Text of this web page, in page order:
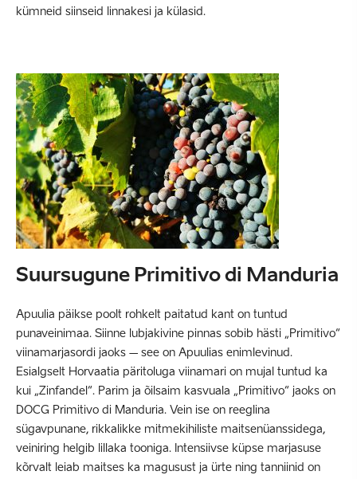
kümneid siinseid linnakesi ja külasid.
Suursugune Primitivo di Manduria
Apuulia päikse poolt rohkelt paitatud kant on tuntud
punaveinimaa. Siinne lubjakivine pinnas sobib hästi „Primitivo“
viinamarjasordi jaoks – see on Apuulias enimlevinud.
Esialgselt Horvaatia päritoluga viinamari on mujal tuntud ka
kui „Zinfandel“. Parim ja õilsaim kasvuala „Primitivo“ jaoks on
DOCG Primitivo di Manduria. Vein ise on reeglina
sügavpunane, rikkalikke mitmekihiliste maitsenüanssidega,
veiniring helgib lillaka tooniga. Intensiivse küpse marjasuse
kõrvalt leiab maitses ka magusust ja ürte ning tanniinid on